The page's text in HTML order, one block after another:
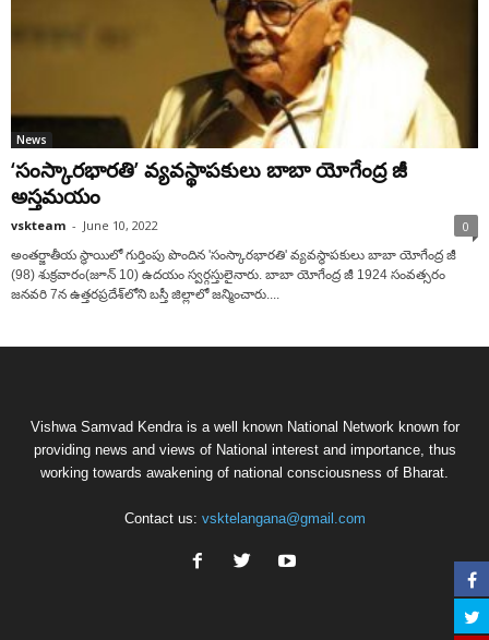
News
‘సంస్కారభారతి’ వ్యవస్థాపకులు బాబా యోగేంద్ర జీ
అస్తమయం
vskteam - June 10, 2022 0
అంతర్జాతీయ స్థాయిలో గుర్తింపు పొందిన 'సంస్కారభారతి' వ్యవస్థాపకులు బాబా యోగేంద్ర జీ
(98) శుక్రవారం(జూన్ 10) ఉదయం స్వర్గస్తులైనారు. బాబా యోగేంద్ర జీ 1924 సంవత్సరం
జనవరి 7న ఉత్తరప్రదేశ్‌లోని బస్తీ జిల్లాలో జన్మించారు....
Vishwa Samvad Kendra is a well known National Network known for
providing news and views of National interest and importance, thus
working towards awakening of national consciousness of Bharat.
Contact us: vsktelangana@gmail.com